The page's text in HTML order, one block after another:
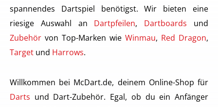
spannendes Dartspiel benötigst. Wir bieten eine
riesige Auswahl an Dartpfeilen, Dartboards und
Zubehör von Top-Marken wie Winmau, Red Dragon,
Target und Harrows.
Willkommen bei McDart.de, deinem Online-Shop für
Darts und Dart-Zubehör. Egal, ob du ein Anfänger